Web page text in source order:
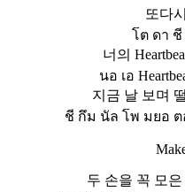
또다
โต ดา ชี
너의
นอ เอ
지금 날 보며
ชี กึม นัล โพ มยอ ต
두 손을 꼭 모